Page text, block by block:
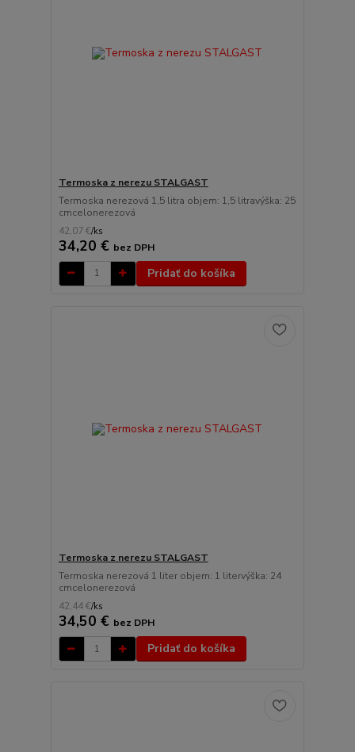
Termoska z nerezu STALGAST
Termoska nerezová 1,5 litra objem: 1,5 litravýška: 25
cmcelonerezová
42,07 €/ks
34,20 € bez DPH
Pridať do košíka
Termoska z nerezu STALGAST
Termoska nerezová 1 liter objem: 1 litervýška: 24
cmcelonerezová
42,44 €/ks
34,50 € bez DPH
Pridať do košíka